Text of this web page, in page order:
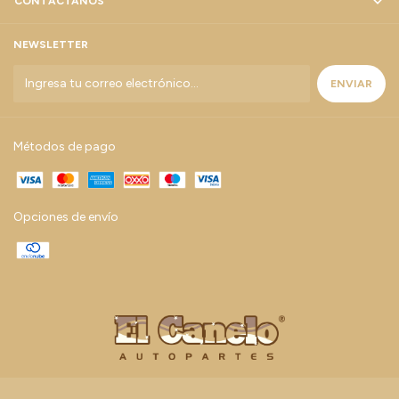
NEWSLETTER
Métodos de pago
Opciones de envío